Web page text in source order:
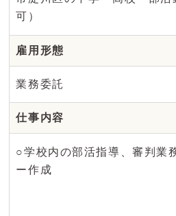
可）
雇用形態
業務委託
仕事内容
○学校内の部活指導、審判業
ー作成